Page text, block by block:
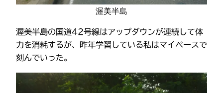
渥美半島
渥美半島の国道42号線はアップダウンが連続して体
力を消耗するが、昨年学習している私はマイペースで
刻んでいった。